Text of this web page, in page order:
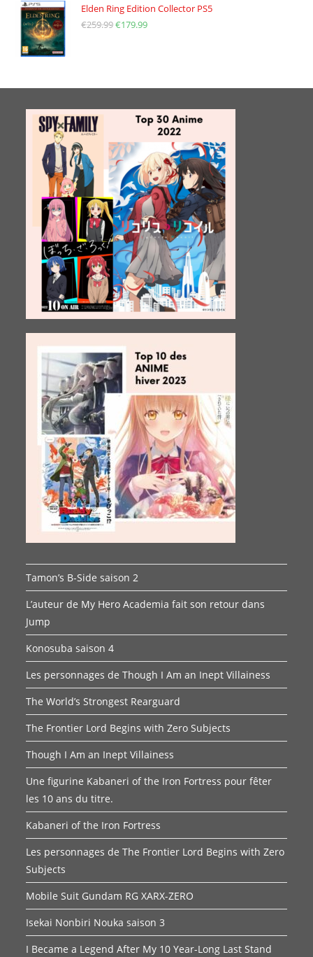
était :
€34.00.
est :
€26.80.
Elden Ring Edition Collector PS5
€259.99Le
€179.99Le
Tamon’s B-Side saison 2
L’auteur de My Hero Academia fait son retour dans
Jump
Konosuba saison 4
Les personnages de Though I Am an Inept Villainess
The World’s Strongest Rearguard
The Frontier Lord Begins with Zero Subjects
Though I Am an Inept Villainess
Une figurine Kabaneri of the Iron Fortress pour fêter
les 10 ans du titre.
Kabaneri of the Iron Fortress
Les personnages de The Frontier Lord Begins with Zero
Subjects
Mobile Suit Gundam RG XARX-ZERO
Isekai Nonbiri Nouka saison 3
I Became a Legend After My 10 Year-Long Last Stand